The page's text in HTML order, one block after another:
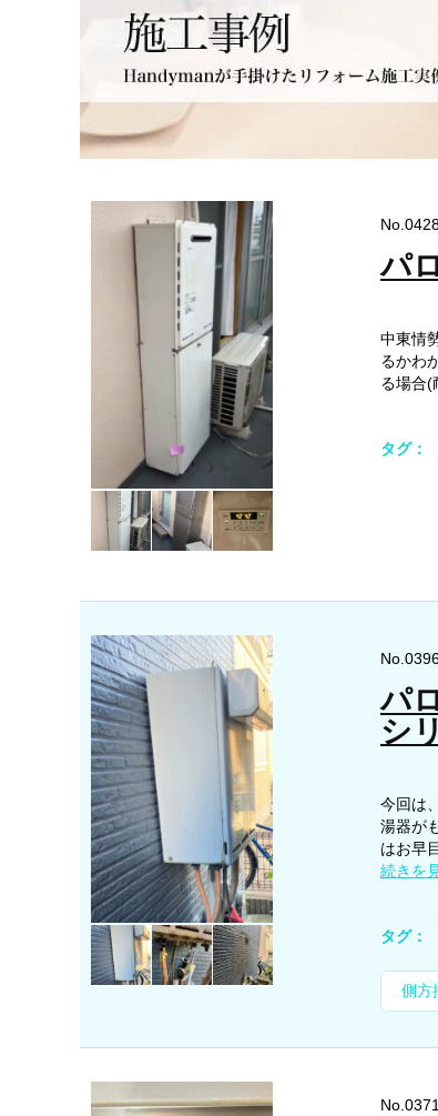
パ
中東情
るかわ
る場合(
タグ：
パ
シ
今回は
湯器が
はお早
続きを
タグ：
側方
No.0371